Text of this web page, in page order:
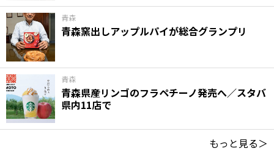
青森
青森窯出しアップルパイが総合グランプリ
青森
青森県産リンゴのフラペチーノ発売へ／スタバ
県内11店で
もっと見る＞